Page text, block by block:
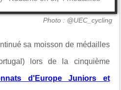
Photo : @UEC_cycling
sa moisson de médailles
lors de la cinquième
d'Europe Juniors et